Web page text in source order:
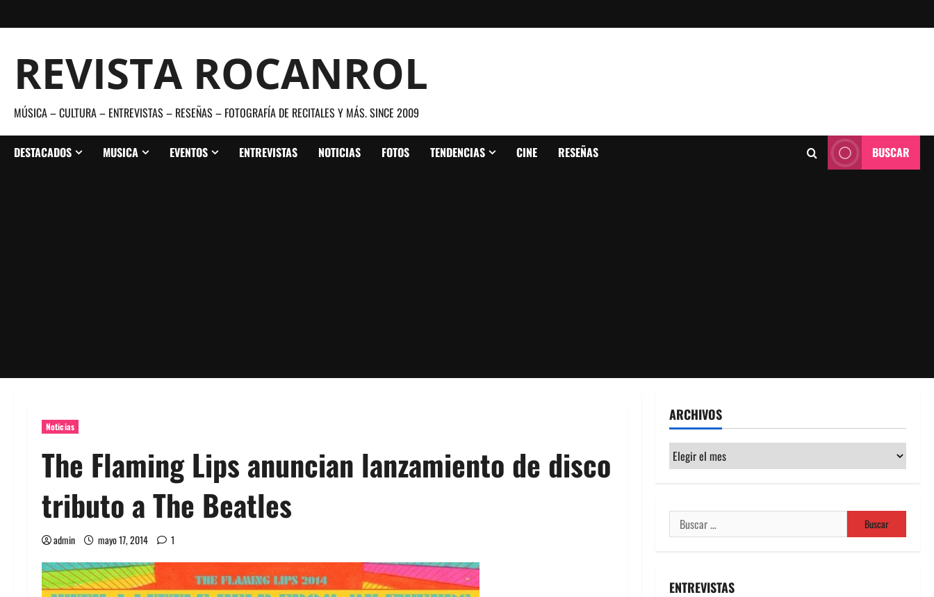
al
REVISTA ROCANROL
MÚSICA – CULTURA – ENTREVISTAS – RESEÑAS – FOTOGRAFÍA DE RECITALES Y MÁS. SINCE 2009
DESTACADOS MUSICA EVENTOS ENTREVISTAS NOTICIAS FOTOS TENDENCIAS CINE RESEÑAS BUSCAR
Noticias
The Flaming Lips anuncian lanzamiento de disco
tributo a The Beatles
admin mayo 17, 2014 1
ARCHIVOS
Archivos
Buscar:
ENTREVISTAS